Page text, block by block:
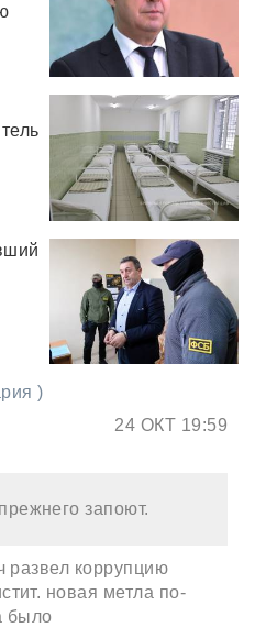
)
24 ОКТ 19:59
запоют.
развел коррупцию
новая метла по-
было